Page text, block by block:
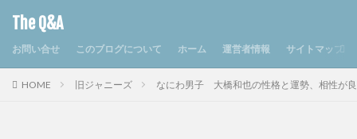
The Q&A
お問い合せ このブログについて ホーム 運営者情報 サイトマップ
HOME 旧ジャニーズ なにわ男子 大橋和也の性格と運勢、相性が